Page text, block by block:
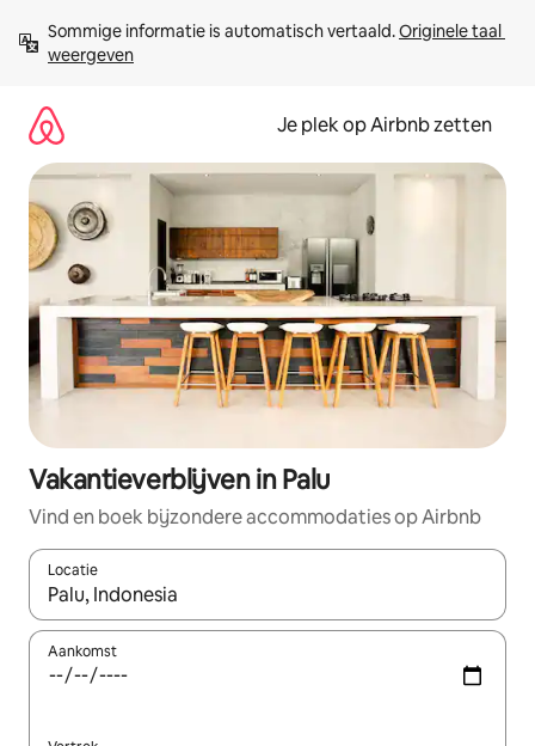
direct
naar
Sommige informatie is automatisch vertaald. Originele taal
weergeven
Je plek op Airbnb zetten
Vakantieverblijven in Palu
Vind en boek bijzondere accommodaties op Airbnb
Locatie
Wanneer er resultaten beschikbaar zijn, maak je een keuze
Aankomst